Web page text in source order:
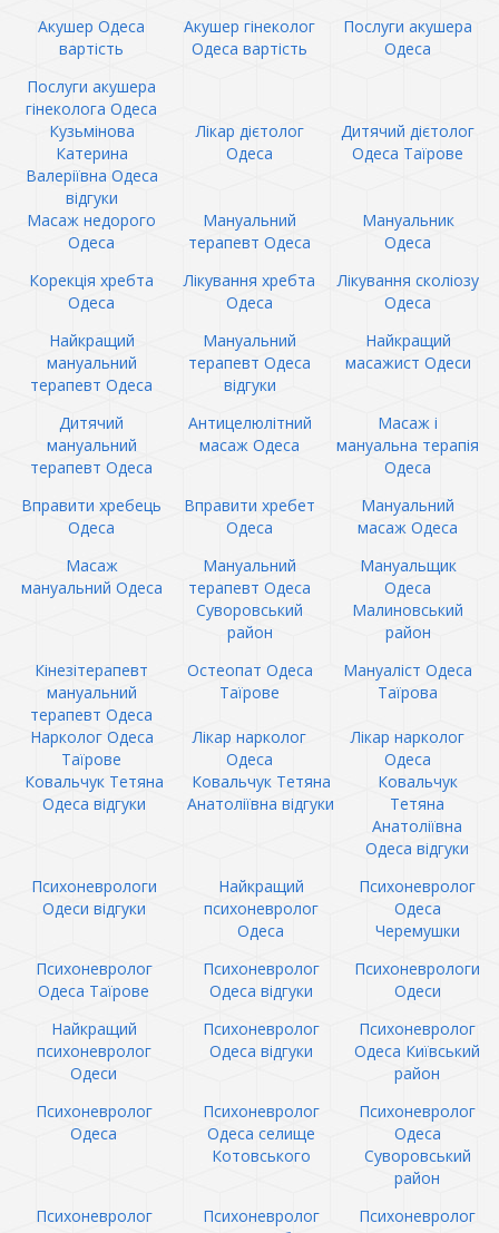
Акушер Одеса
вартість
Акушер гінеколог
Одеса вартість
Послуги акушера
Одеса
Послуги акушера
гінеколога Одеса
Кузьмінова
Катерина
Валеріївна Одеса
відгуки
Лікар дієтолог
Одеса
Дитячий дієтолог
Одеса Таїрове
Масаж недорого
Одеса
Мануальний
терапевт Одеса
Мануальник
Одеса
Корекція хребта
Одеса
Лікування хребта
Одеса
Лікування сколіозу
Одеса
Найкращий
мануальний
терапевт Одеса
Мануальний
терапевт Одеса
відгуки
Найкращий
масажист Одеси
Дитячий
мануальний
терапевт Одеса
Антицелюлітний
масаж Одеса
Масаж і
мануальна терапія
Одеса
Вправити хребець
Одеса
Вправити хребет
Одеса
Мануальний
масаж Одеса
Масаж
мануальний Одеса
Мануальний
терапевт Одеса
Суворовський
район
Мануальщик
Одеса
Малиновський
район
Кінезітерапевт
мануальний
терапевт Одеса
Остеопат Одеса
Таїрове
Мануаліст Одеса
Таїрова
Нарколог Одеса
Таїрове
Лікар нарколог
Одеса
Лікар нарколог
Одеса
Ковальчук Тетяна
Одеса відгуки
Ковальчук Тетяна
Анатоліївна відгуки
Ковальчук
Тетяна
Анатоліївна
Одеса відгуки
Психоневрологи
Одеси відгуки
Найкращий
психоневролог
Одеса
Психоневролог
Одеса
Черемушки
Психоневролог
Одеса Таїрове
Психоневролог
Одеса відгуки
Психоневрологи
Одеси
Найкращий
психоневролог
Одеси
Психоневролог
Одеса відгуки
Психоневролог
Одеса Київський
район
Психоневролог
Одеса
Психоневролог
Одеса селище
Котовського
Психоневролог
Одеса
Суворовський
район
Психоневролог
Психоневролог
Психоневролог